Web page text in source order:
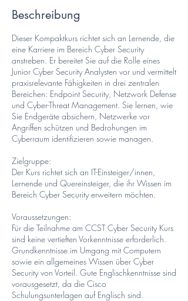
Beschreibung
Dieser Kompaktkurs richtet sich an Lernende, die
eine Karriere im Bereich Cyber Security
anstreben. Er bereitet Sie auf die Rolle eines
Junior Cyber Security Analysten vor und vermittelt
praxisrelevante Fähigkeiten in drei zentralen
Bereichen: Endpoint Security, Netzwork Defense
und Cyber-Threat Management. Sie lernen, wie
Sie Endgeräte absichern, Netzwerke vor
Angriffen schützen und Bedrohungen im
Cyberraum identifizieren sowie managen.
Zielgruppe:
Der Kurs richtet sich an IT-Einsteiger/innen,
Lernende und Quereinsteiger, die ihr Wissen im
Bereich Cyber Security erweitern möchten.
Voraussetzungen:
Für die Teilnahme am CCST Cyber Security Kurs
sind keine vertieften Vorkenntnisse erforderlich.
Grundkenntnisse im Umgang mit Computern
sowie ein allgemeines Wissen über Cyber
Security von Vorteil. Gute Englischkenntnisse sind
vorausgesetzt, da die Cisco
Schulungsunterlagen auf Englisch sind.